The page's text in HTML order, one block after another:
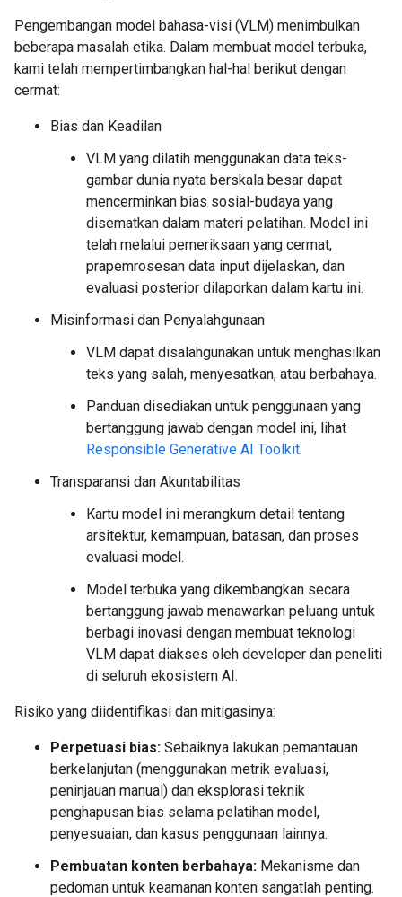
Pengembangan model bahasa-visi (VLM) menimbulkan
beberapa masalah etika. Dalam membuat model terbuka,
kami telah mempertimbangkan hal-hal berikut dengan
cermat:
Bias dan Keadilan
VLM yang dilatih menggunakan data teks-
gambar dunia nyata berskala besar dapat
mencerminkan bias sosial-budaya yang
disematkan dalam materi pelatihan. Model ini
telah melalui pemeriksaan yang cermat,
prapemrosesan data input dijelaskan, dan
evaluasi posterior dilaporkan dalam kartu ini.
Misinformasi dan Penyalahgunaan
VLM dapat disalahgunakan untuk menghasilkan
teks yang salah, menyesatkan, atau berbahaya.
Panduan disediakan untuk penggunaan yang
bertanggung jawab dengan model ini, lihat
Responsible Generative AI Toolkit.
Transparansi dan Akuntabilitas
Kartu model ini merangkum detail tentang
arsitektur, kemampuan, batasan, dan proses
evaluasi model.
Model terbuka yang dikembangkan secara
bertanggung jawab menawarkan peluang untuk
berbagi inovasi dengan membuat teknologi
VLM dapat diakses oleh developer dan peneliti
di seluruh ekosistem AI.
Risiko yang diidentifikasi dan mitigasinya:
Perpetuasi bias: Sebaiknya lakukan pemantauan
berkelanjutan (menggunakan metrik evaluasi,
peninjauan manual) dan eksplorasi teknik
penghapusan bias selama pelatihan model,
penyesuaian, dan kasus penggunaan lainnya.
Pembuatan konten berbahaya: Mekanisme dan
pedoman untuk keamanan konten sangatlah penting.